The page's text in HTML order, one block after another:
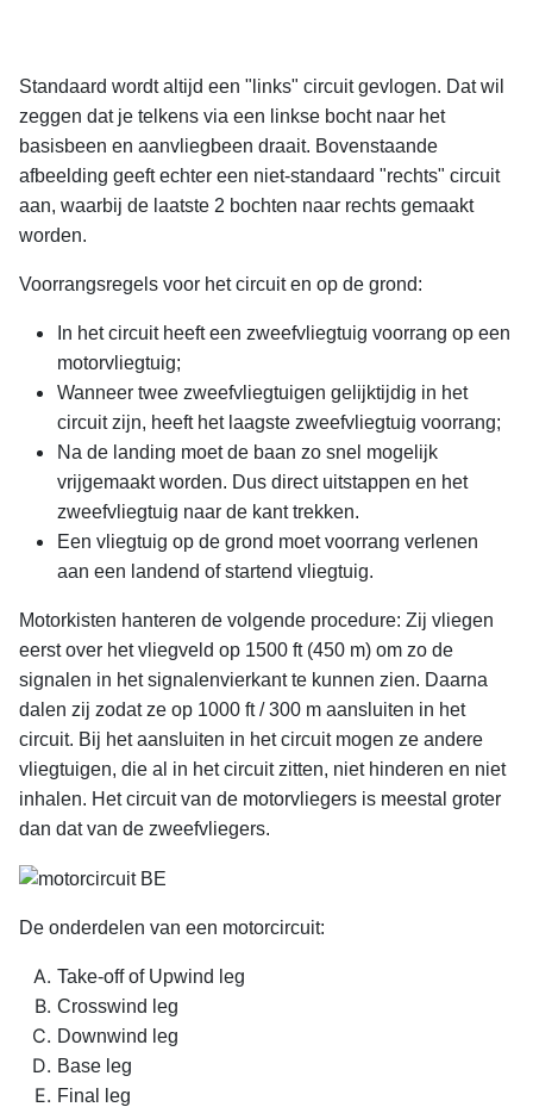
Standaard wordt altijd een "links" circuit gevlogen. Dat wil
zeggen dat je telkens via een linkse bocht naar het
basisbeen en aanvliegbeen draait. Bovenstaande
afbeelding geeft echter een niet-standaard "rechts" circuit
aan, waarbij de laatste 2 bochten naar rechts gemaakt
worden.
Voorrangsregels voor het circuit en op de grond:
In het circuit heeft een zweefvliegtuig voorrang op een
motorvliegtuig;
Wanneer twee zweefvliegtuigen gelijktijdig in het
circuit zijn, heeft het laagste zweefvliegtuig voorrang;
Na de landing moet de baan zo snel mogelijk
vrijgemaakt worden. Dus direct uitstappen en het
zweefvliegtuig naar de kant trekken.
Een vliegtuig op de grond moet voorrang verlenen
aan een landend of startend vliegtuig.
Motorkisten hanteren de volgende procedure: Zij vliegen
eerst over het vliegveld op 1500 ft (450 m) om zo de
signalen in het signalenvierkant te kunnen zien. Daarna
dalen zij zodat ze op 1000 ft / 300 m aansluiten in het
circuit. Bij het aansluiten in het circuit mogen ze andere
vliegtuigen, die al in het circuit zitten, niet hinderen en niet
inhalen. Het circuit van de motorvliegers is meestal groter
dan dat van de zweefvliegers.
De onderdelen van een motorcircuit:
Take-off of Upwind leg
Crosswind leg
Downwind leg
Base leg
Final leg